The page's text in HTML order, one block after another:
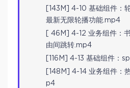
[143M] 4-10 基础组件：
最新无限轮播功能.mp4
[ 46M] 4-12 业务组件：
由间跳转.mp4
[116M] 4-13 基础组件：
[148M] 4-14 业务组件：
p4